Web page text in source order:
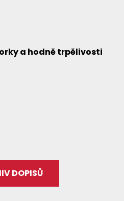
a hodně trpělivosti
DOPISŮ